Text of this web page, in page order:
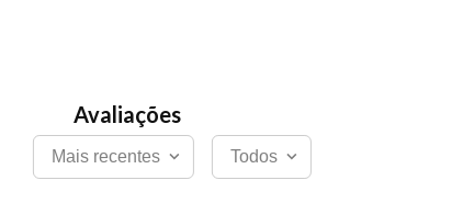
Mais recentes Todos